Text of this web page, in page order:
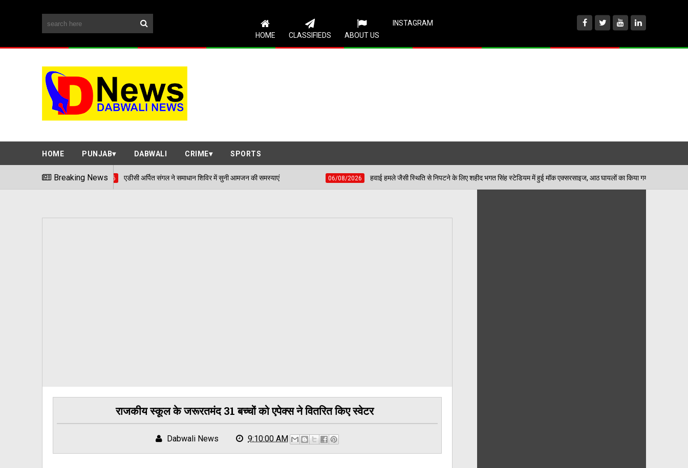
HOME CLASSIFIEDS ABOUT US
INSTAGRAM
HOME PUNJAB DABWALI CRIME SPORTS
Breaking News
06/08/2026 एडीसी अर्पित संगल ने समाधान शिविर में सुनी आमजन की समस्याएं 06/08/2026 हवाई हमले जैसी स्थिति से निपटने के लिए शहीद भगत सिंह स्टेडियम में हुई मॉक एक्सरसाइज, आठ घायलों का किया गया रेस्क्यू
राजकीय स्कूल के जरूरतमंद 31 बच्चों को एपेक्स ने वितरित किए स्वेटर
Dabwali News 9:10:00 AM